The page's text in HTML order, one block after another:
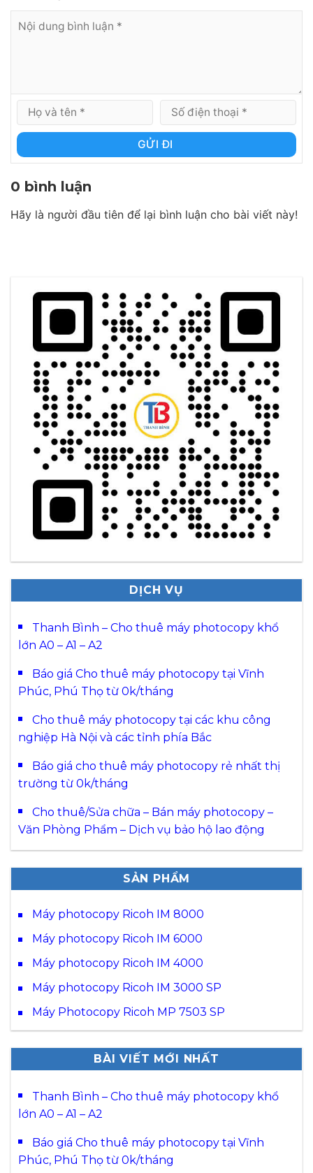
GỬI ĐI
0 bình luận
Hãy là người đầu tiên để lại bình luận cho bài viết này!
DỊCH VỤ
Thanh Bình – Cho thuê máy photocopy khổ
lớn A0 – A1 – A2
Báo giá Cho thuê máy photocopy tại Vĩnh
Phúc, Phú Thọ từ 0k/tháng
Cho thuê máy photocopy tại các khu công
nghiệp Hà Nội và các tỉnh phía Bắc
Báo giá cho thuê máy photocopy rẻ nhất thị
trường từ 0k/tháng
Cho thuê/Sửa chữa – Bán máy photocopy –
Văn Phòng Phẩm – Dịch vụ bảo hộ lao động
SẢN PHẨM
Máy photocopy Ricoh IM 8000
Máy photocopy Ricoh IM 6000
Máy photocopy Ricoh IM 4000
Máy photocopy Ricoh IM 3000 SP
Máy Photocopy Ricoh MP 7503 SP
BÀI VIẾT MỚI NHẤT
Thanh Bình – Cho thuê máy photocopy khổ
lớn A0 – A1 – A2
Báo giá Cho thuê máy photocopy tại Vĩnh
Phúc, Phú Thọ từ 0k/tháng